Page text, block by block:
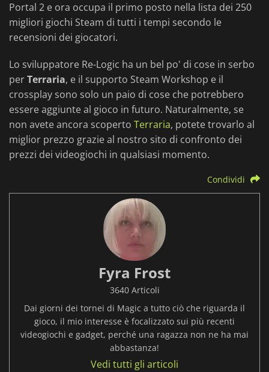
Portal 2 e ora occupa il primo posto nella lista dei 250
migliori giochi Steam di tutti i tempi secondo le
recensioni dei giocatori.
Lo sviluppatore Re-Logic ha un bel po' di cose in serbo
perTerraria, e il supporto Steam Workshop e il
crossplay sono solo un paio di cose che potrebbero
essere aggiunte al gioco in futuro. Naturalmente, se
non avete ancora scoperto Terraria, potete trovarlo al
miglior prezzo grazie al nostro sito di confronto dei
prezzi dei videogiochi in qualsiasi momento.
Condividi
Fyra Frost
3640 Articoli
Dai giorni dei tornei di Magic a tutto ciò che riguarda il
gioco, il mio interesse è focalizzato sui più recenti
videogiochi e gadget, perché una ragazza non ne ha mai
abbastanza!
Vedi tutti gli articoli